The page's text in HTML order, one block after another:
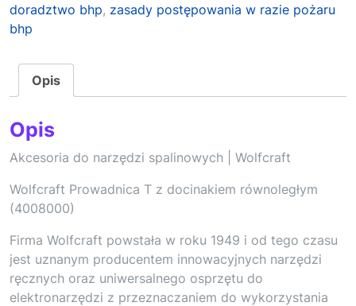
doradztwo bhp, zasady postępowania w razie pożaru
bhp
Opis
Opis
Akcesoria do narzędzi spalinowych | Wolfcraft
Wolfcraft Prowadnica T z docinakiem równoległym
(4008000)
Firma Wolfcraft powstała w roku 1949 i od tego czasu
jest uznanym producentem innowacyjnych narzędzi
ręcznych oraz uniwersalnego osprzętu do
elektronarzędzi z przeznaczaniem do wykorzystania